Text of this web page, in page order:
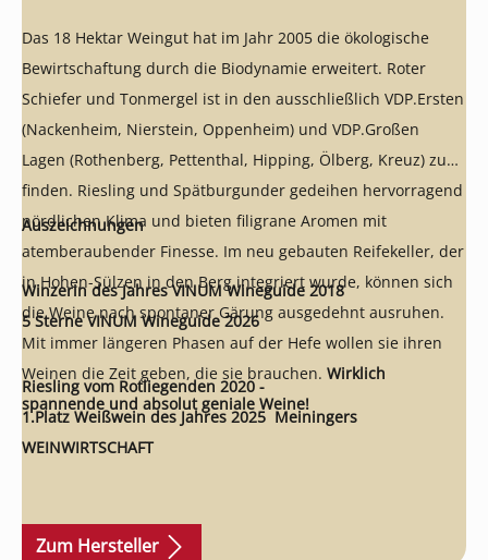
Das 18 Hektar Weingut hat im Jahr 2005 die ökologische
Bewirtschaftung durch die Biodynamie erweitert. Roter
Schiefer und Tonmergel ist in den ausschließlich VDP.Ersten
(Nackenheim, Nierstein, Oppenheim) und VDP.Großen
Lagen (Rothenberg, Pettenthal, Hipping, Ölberg, Kreuz) zu
finden. Riesling und Spätburgunder gedeihen hervorragend
nördlichen Klima und bieten filigrane Aromen mit
atemberaubender Finesse. Im neu gebauten Reifekeller, der
in Hohen-Sülzen in den Berg integriert wurde, können sich
die Weine nach spontaner Gärung ausgedehnt ausruhen.
Mit immer längeren Phasen auf der Hefe wollen sie ihren
Weinen die Zeit geben, die sie brauchen. Wirklich
spannende und absolut geniale Weine!
Auszeichnungen
Winzerin des Jahres VINUM Wineguide 2018
5 Sterne VINUM Wineguide 2026
Riesling vom Rotliegenden 2020 -
1.Platz Weißwein des Jahres 2025 Meiningers
WEINWIRTSCHAFT
Zum Hersteller